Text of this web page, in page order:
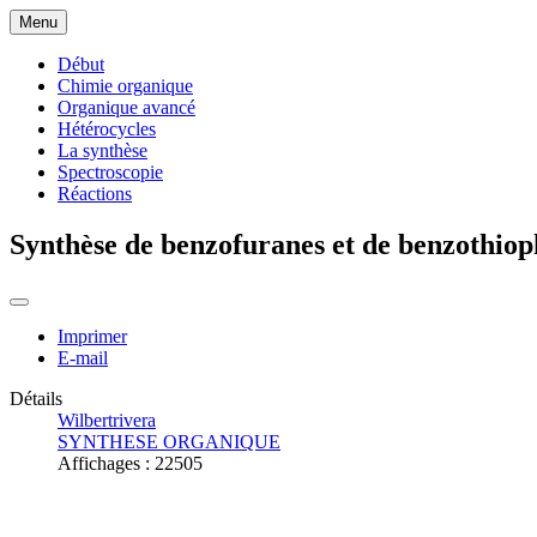
Menu
Début
Chimie organique
Organique avancé
Hétérocycles
La synthèse
Spectroscopie
Réactions
Synthèse de benzofuranes et de
Imprimer
E-mail
Détails
Wilbertrivera
SYNTHESE ORGANIQUE
Affichages : 22505